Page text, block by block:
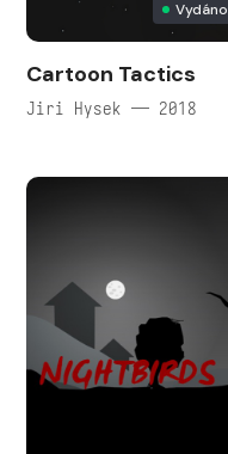
Vydáno
Cartoon Tactics
Jiri Hysek — 2018